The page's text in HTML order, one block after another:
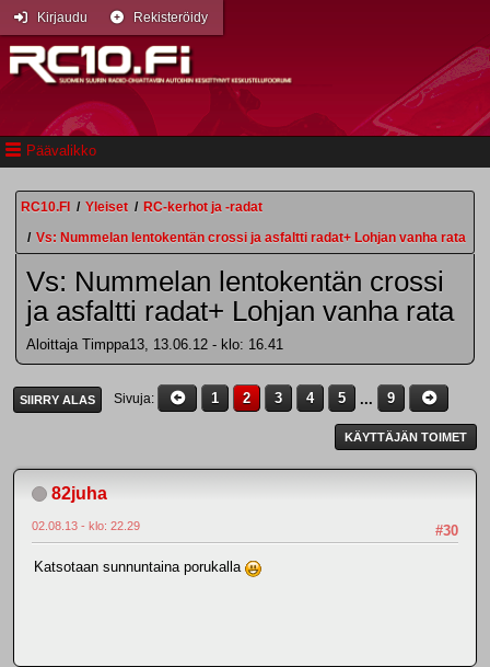
Päävalikko
Kirjaudu Rekisteröidy
RC10.FI / Yleiset / RC-kerhot ja -radat
/ Vs: Nummelan lentokentän crossi ja asfaltti radat+ Lohjan vanha rata
Vs: Nummelan lentokentän crossi
ja asfaltti radat+ Lohjan vanha rata
Aloittaja Timppa13, 13.06.12 - klo: 16.41
SIIRRY ALAS Sivuja 1 2 3 4 5 ... 9
KÄYTTÄJÄN TOIMET
82juha
#30
02.08.13 - klo: 22.29
Katsotaan sunnuntaina porukalla